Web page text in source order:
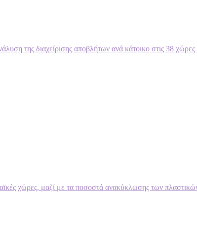
της διαχείρισης αποβλήτων ανά κάτοικο στις 38
χώρες, μαζί με τα ποσοστά ανακύκλωσης των